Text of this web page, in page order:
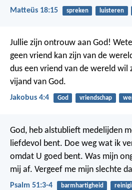
Matteüs 18:15 spreken luisteren
Jullie zijn ontrouw aan God!
geen vriend kan zijn van de
dus een vriend van de wereld wil
vijand van God.
Jakobus 4:4 God vriendschap
God, heb alstublieft medelijden
liefdevol bent. Doe weg wat ik
omdat U goed bent. Was mijn
mij af. Vergeef me mijn slechte
Psalm 51:3-4 barmhartigheid